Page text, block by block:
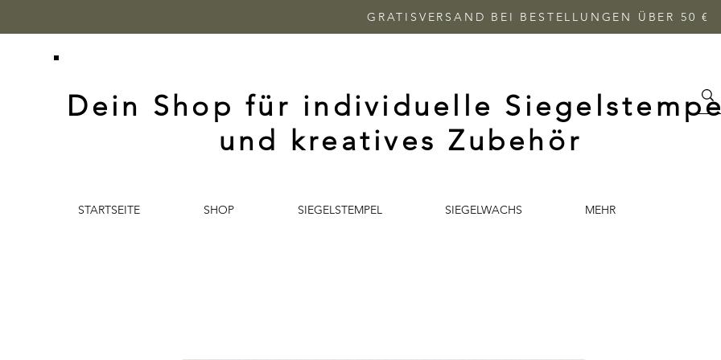
GRATISVERSAND BEI BESTELLUNGEN ÜBER 50 €
Dein Shop für individuelle
und kreatives Zubehör
STARTSEITE SHOP SIEGELSTEMPEL SIEGELWACHS MEHR